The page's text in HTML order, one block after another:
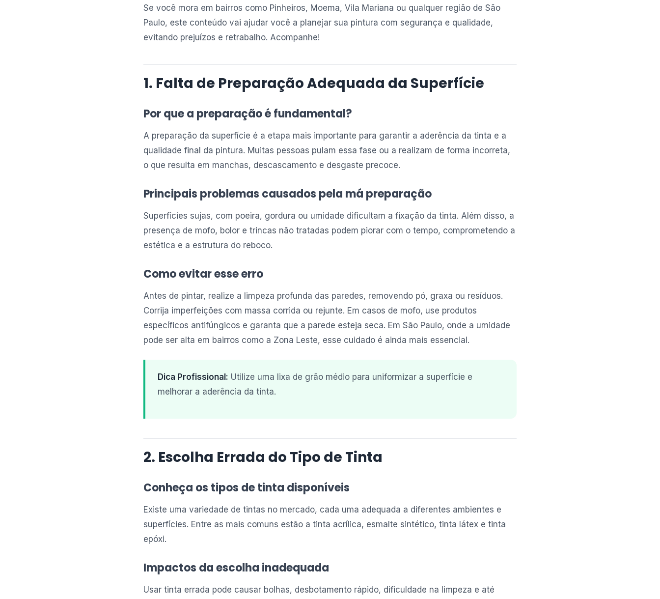
Se você mora em bairros como Pinheiros, Moema, Vila Mariana ou qualquer região de São
Paulo, este conteúdo vai ajudar você a planejar sua pintura com segurança e qualidade,
evitando prejuízos e retrabalho. Acompanhe!
1. Falta de Preparação Adequada da Superfície
Por que a preparação é fundamental?
A preparação da superfície é a etapa mais importante para garantir a aderência da tinta e a
qualidade final da pintura. Muitas pessoas pulam essa fase ou a realizam de forma incorreta,
o que resulta em manchas, descascamento e desgaste precoce.
Principais problemas causados pela má preparação
Superfícies sujas, com poeira, gordura ou umidade dificultam a fixação da tinta. Além disso, a
presença de mofo, bolor e trincas não tratadas podem piorar com o tempo, comprometendo a
estética e a estrutura do reboco.
Como evitar esse erro
Antes de pintar, realize a limpeza profunda das paredes, removendo pó, graxa ou resíduos.
Corrija imperfeições com massa corrida ou rejunte. Em casos de mofo, use produtos
específicos antifúngicos e garanta que a parede esteja seca. Em São Paulo, onde a umidade
pode ser alta em bairros como a Zona Leste, esse cuidado é ainda mais essencial.
Dica Profissional: Utilize uma lixa de grão médio para uniformizar a superfície e
melhorar a aderência da tinta.
2. Escolha Errada do Tipo de Tinta
Conheça os tipos de tinta disponíveis
Existe uma variedade de tintas no mercado, cada uma adequada a diferentes ambientes e
superfícies. Entre as mais comuns estão a tinta acrílica, esmalte sintético, tinta látex e tinta
epóxi.
Impactos da escolha inadequada
Usar tinta errada pode causar bolhas, desbotamento rápido, dificuldade na limpeza e até